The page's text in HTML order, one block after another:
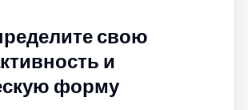
свою
и
форму